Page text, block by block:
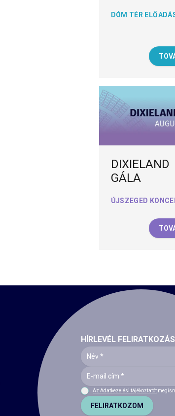
DÓM TÉR
DIXIELAND
GÁLA
ÚJSZEGED
HÍRLEVÉL FELIRATKOZÁS
Az Adatkezelési tájékoztatót
FELIRATKOZOM